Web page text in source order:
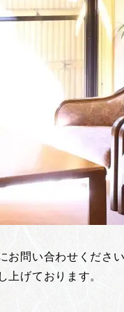
お問い合わせくださ
上げております。